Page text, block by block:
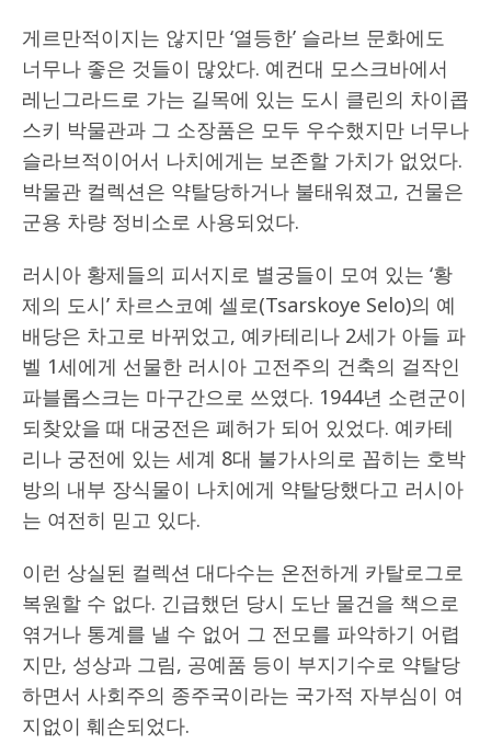
게르만적이지는 않지만 ‘열등한’ 슬라브 문화에도
너무나 좋은 것들이 많았다. 예컨대 모스크바에서
레닌그라드로 가는 길목에 있는 도시 클린의 차이콥
스키 박물관과 그 소장품은 모두 우수했지만 너무나
슬라브적이어서 나치에게는 보존할 가치가 없었다.
박물관 컬렉션은 약탈당하거나 불태워졌고, 건물은
군용 차량 정비소로 사용되었다.
러시아 황제들의 피서지로 별궁들이 모여 있는 ‘황
제의 도시’ 차르스코예 셀로(Tsarskoye Selo)의 예
배당은 차고로 바뀌었고, 예카테리나 2세가 아들 파
벨 1세에게 선물한 러시아 고전주의 건축의 걸작인
파블롭스크는 마구간으로 쓰였다. 1944년 소련군이
되찾았을 때 대궁전은 폐허가 되어 있었다. 예카테
리나 궁전에 있는 세계 8대 불가사의로 꼽히는 호박
방의 내부 장식물이 나치에게 약탈당했다고 러시아
는 여전히 믿고 있다.
이런 상실된 컬렉션 대다수는 온전하게 카탈로그로
복원할 수 없다. 긴급했던 당시 도난 물건을 책으로
엮거나 통계를 낼 수 없어 그 전모를 파악하기 어렵
지만, 성상과 그림, 공예품 등이 부지기수로 약탈당
하면서 사회주의 종주국이라는 국가적 자부심이 여
지없이 훼손되었다.